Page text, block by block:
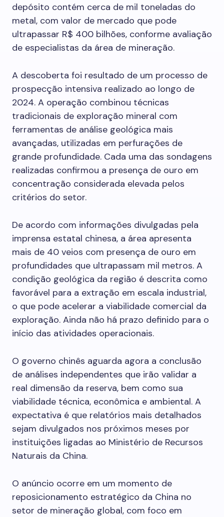
depósito contém cerca de mil toneladas do
metal, com valor de mercado que pode
ultrapassar R$ 400 bilhões, conforme avaliação
de especialistas da área de mineração.
A descoberta foi resultado de um processo de
prospecção intensiva realizado ao longo de
2024. A operação combinou técnicas
tradicionais de exploração mineral com
ferramentas de análise geológica mais
avançadas, utilizadas em perfurações de
grande profundidade. Cada uma das sondagens
realizadas confirmou a presença de ouro em
concentração considerada elevada pelos
critérios do setor.
De acordo com informações divulgadas pela
imprensa estatal chinesa, a área apresenta
mais de 40 veios com presença de ouro em
profundidades que ultrapassam mil metros. A
condição geológica da região é descrita como
favorável para a extração em escala industrial,
o que pode acelerar a viabilidade comercial da
exploração. Ainda não há prazo definido para o
início das atividades operacionais.
O governo chinês aguarda agora a conclusão
de análises independentes que irão validar a
real dimensão da reserva, bem como sua
viabilidade técnica, econômica e ambiental. A
expectativa é que relatórios mais detalhados
sejam divulgados nos próximos meses por
instituições ligadas ao Ministério de Recursos
Naturais da China.
O anúncio ocorre em um momento de
reposicionamento estratégico da China no
setor de mineração global, com foco em